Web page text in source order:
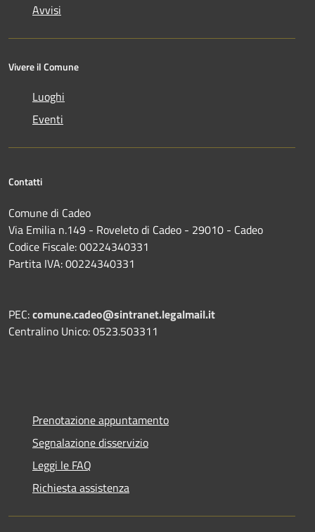
Avvisi
Vivere il Comune
Luoghi
Eventi
Contatti
Comune di Cadeo
Via Emilia n.149 - Roveleto di Cadeo - 29010 - Cadeo
Codice Fiscale: 00224340331
Partita IVA: 00224340331
PEC:comune.cadeo@sintranet.legalmail.it
Centralino Unico: 0523.503311
Prenotazione appuntamento
Segnalazione disservizio
Leggi le FAQ
Richiesta assistenza